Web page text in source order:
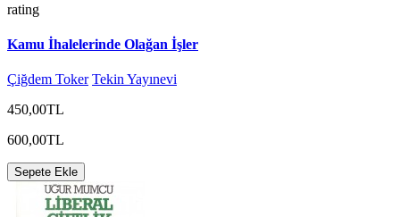
rating
Kamu İhalelerinde Olağan İşler
Çiğdem Toker Tekin Yayınevi
450,00TL
600,00TL
Sepete Ekle